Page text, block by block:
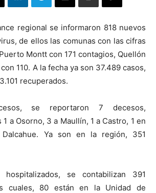
regional se informaron 818 nuevos
de ellos las comunas con las cifras
Montt con 171 contagios, Quellón
110. A la fecha ya son 37.489 casos,
recuperados.
se reportaron 7 decesos,
a Osorno, 3 a Maullín, 1 a Castro, 1 en
Ya son en la región, 351
se contabilizan 391
cuales, 80 están en la Unidad de